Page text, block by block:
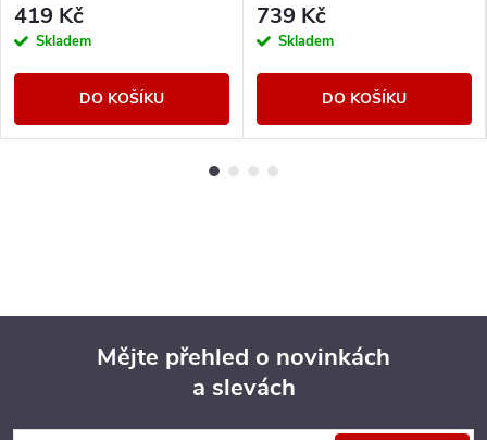
419 Kč
Skladem
DO KOŠÍKU
739 Kč
Skladem
DO KOŠÍKU
Mějte přehled o novinkách
a slevách